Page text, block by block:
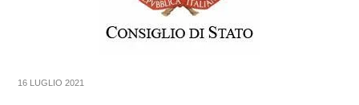
16 LUGLIO 2021